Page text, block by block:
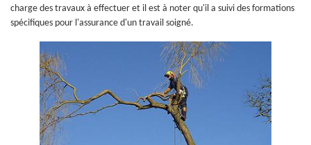
charge des travaux à effectuer et il est à noter qu'il a suivi des formations
spécifiques pour l'assurance d'un travail soigné.